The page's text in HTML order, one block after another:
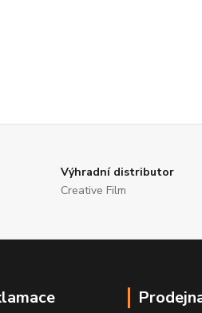
Výhradní distributor
Creative Film